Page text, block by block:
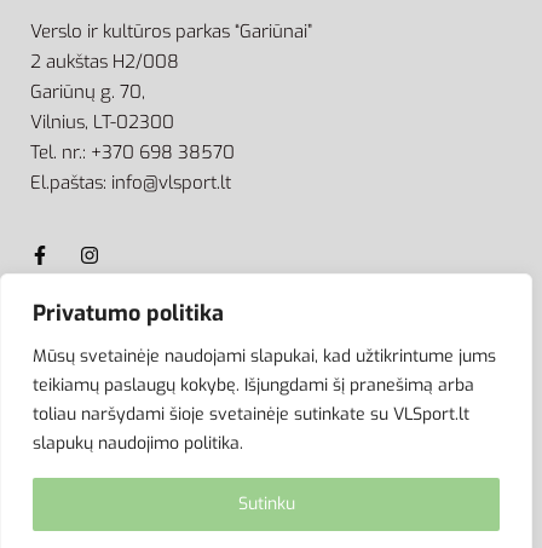
Privatumo politika
Mūsų svetainėje naudojami slapukai, kad užtikrintume jums
teikiamų paslaugų kokybę. Išjungdami šį pranešimą arba
toliau naršydami šioje svetainėje sutinkate su VLSport.lt
slapukų naudojimo politika.
Sutinku
Verslo ir kultūros parkas “Gariūnai”
2 aukštas H2/008
Gariūnų g. 70,
Vilnius, LT-02300
Tel. nr.: +370 698 38570
El.paštas: info@vlsport.lt